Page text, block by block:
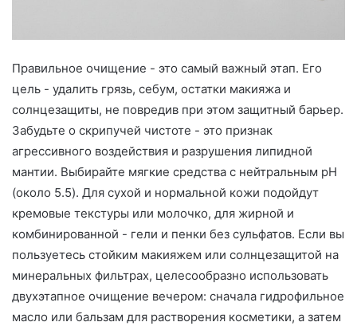
Правильное очищение - это самый важный этап. Его
цель - удалить грязь, себум, остатки макияжа и
солнцезащиты, не повредив при этом защитный барьер.
Забудьте о скрипучей чистоте - это признак
агрессивного воздействия и разрушения липидной
мантии. Выбирайте мягкие средства с нейтральным pH
(около 5.5). Для сухой и нормальной кожи подойдут
кремовые текстуры или молочко, для жирной и
комбинированной - гели и пенки без сульфатов. Если вы
пользуетесь стойким макияжем или солнцезащитой на
минеральных фильтрах, целесообразно использовать
двухэтапное очищение вечером: сначала гидрофильное
масло или бальзам для растворения косметики, а затем